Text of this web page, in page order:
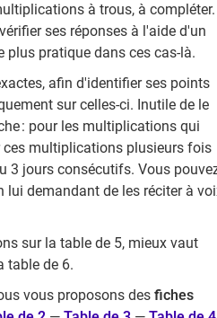
à trous, à compléter.
ses réponses à l'aide d'un
plus pratique dans ces cas-là.
afin d'identifier ses points
sur celles-ci. Inutile de le
: pour les multiplications qui
ces multiplications plusieurs fois
3 jours consécutifs. Vous
lui demandant de les réciter à
sur la table de 5, mieux vaut
table de 6.
vous proposons desfiches